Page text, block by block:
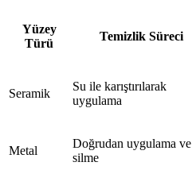
Yüzey
Türü
Temizlik Süreci
Seramik
Su ile karıştırılarak
uygulama
Metal
Doğrudan uygulama ve
silme